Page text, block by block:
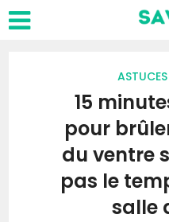
15
pour
du ventre
pas le
salle